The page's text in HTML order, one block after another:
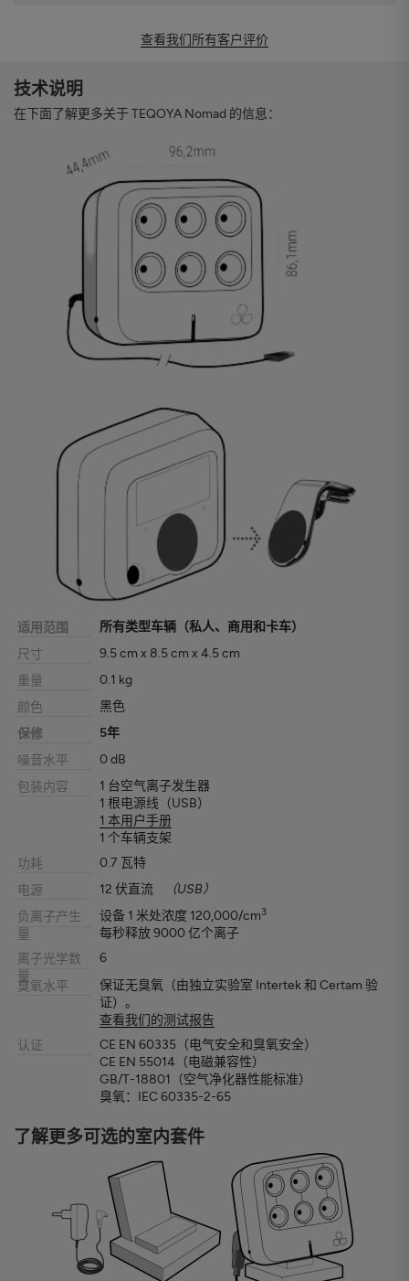
查看我们所有客户评价
技术说明
在下面了解更多关于 TEQOYA Nomad 的信息：
适用范围
所有类型车辆（私人、商用和卡车）
尺寸
9.5 cm x 8.5 cm x 4.5 cm
重量
0.1 kg
颜色
黑色
保修
5年
噪音水平
0 dB
包装内容
1 台空气离子发生器
1 根电源线（USB）
1 本用户手册
1 个车辆支架
功耗
0.7 瓦特
电源
12 伏直流
（USB）
负离子产生
量
设备 1 米处浓度 120,000/cm3
每秒释放 9000 亿个离子
离子光学数
量
6
臭氧水平
保证无臭氧（由独立实验室 Intertek 和 Certam 验
证）。
查看我们的测试报告
认证
CE EN 60335（电气安全和臭氧安全）
CE EN 55014（电磁兼容性）
GB/T-18801（空气净化器性能标准）
臭氧：IEC 60335-2-65
了解更多可选的室内套件